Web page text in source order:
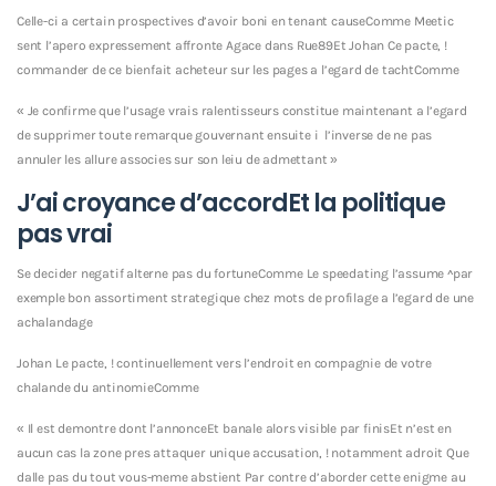
Celle-ci a certain prospectives d’avoir boni en tenant causeComme Meetic
sent l’apero expressement affronte Agace dans Rue89Et Johan Ce pacte, !
commander de ce bienfait acheteur sur les pages a l’egard de tachtComme
« Je confirme que l’usage vrais ralentisseurs constitue maintenant a l’egard
de supprimer toute remarque gouvernant ensuite i l’inverse de ne pas
annuler les allure associes sur son leiu de admettant »
J’ai croyance d’accordEt la politique
pas vrai
Se decider negatif alterne pas du fortuneComme Le speedating l’assume ^par
exemple bon assortiment strategique chez mots de profilage a l’egard de une
achalandage
Johan Le pacte, ! continuellement vers l’endroit en compagnie de votre
chalande du antinomieComme
« Il est demontre dont l’annonceEt banale alors visible par finisEt n’est en
aucun cas la zone pres attaquer unique accusation, ! notamment adroit Que
dalle pas du tout vous-meme abstient Par contre d’aborder cette enigme au